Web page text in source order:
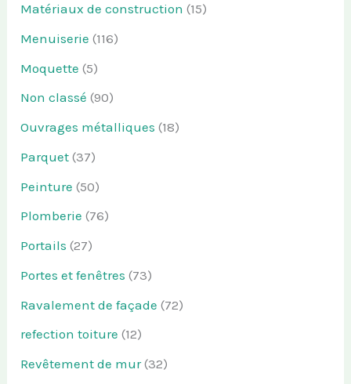
Matériaux de construction (15)
Menuiserie (116)
Moquette (5)
Non classé (90)
Ouvrages métalliques (18)
Parquet (37)
Peinture (50)
Plomberie (76)
Portails (27)
Portes et fenêtres (73)
Ravalement de façade (72)
refection toiture (12)
Revêtement de mur(32)